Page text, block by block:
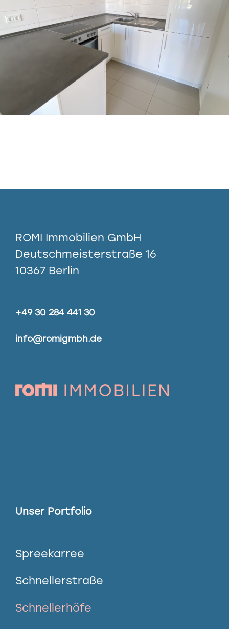
ROMI Immobilien GmbH
Deutschmeisterstraße 16
10367 Berlin
+49 30 284 441 30
info@romigmbh.de
Unser Portfolio
Spreekarree
Schnellerstraße
Schnellerhöfe